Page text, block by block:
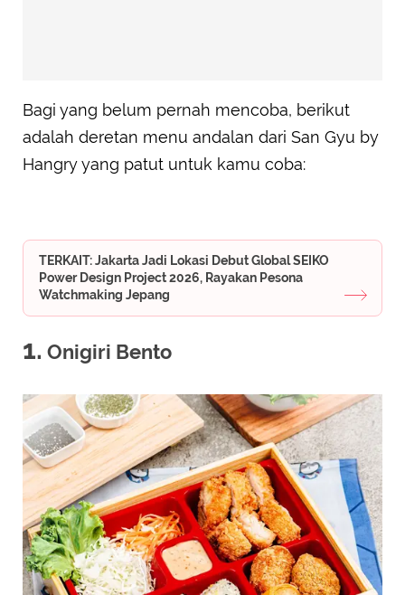
Bagi yang belum pernah mencoba, berikut
adalah deretan menu andalan dari San Gyu by
Hangry yang patut untuk kamu coba:
TERKAIT: Jakarta Jadi Lokasi Debut Global SEIKO
Power Design Project 2026, Rayakan Pesona
Watchmaking Jepang
1. Onigiri Bento